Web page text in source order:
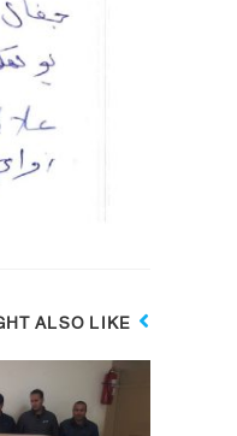
ALSO LIKE